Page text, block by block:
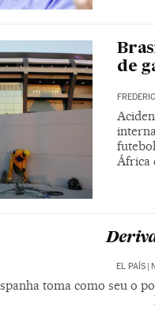
de
África
EL PAÍS |
toma como seu o